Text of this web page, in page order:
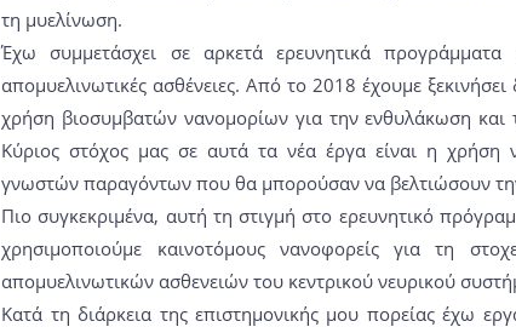
τη μυελίνωση.
Έχω συμμετάσχει σε αρκετά ερευνητικά προγράμματα
απομυελινωτικές ασθένειες. Από το 2018 έχουμε
χρήση βιοσυμβατών νανομορίων για την ενθυλάκωση
Κύριος στόχος μας σε αυτά τα νέα έργα είναι η
γνωστών παραγόντων που θα μπορούσαν να βελτιώσουν
Πιο συγκεκριμένα, αυτή τη στιγμή στο ερευνητικό
χρησιμοποιούμε καινοτόμους νανοφορείς για τη
απομυελινωτικών ασθενειών του κεντρικού νευρικού
Κατά τη διάρκεια της επιστημονικής μου πορείας έχω